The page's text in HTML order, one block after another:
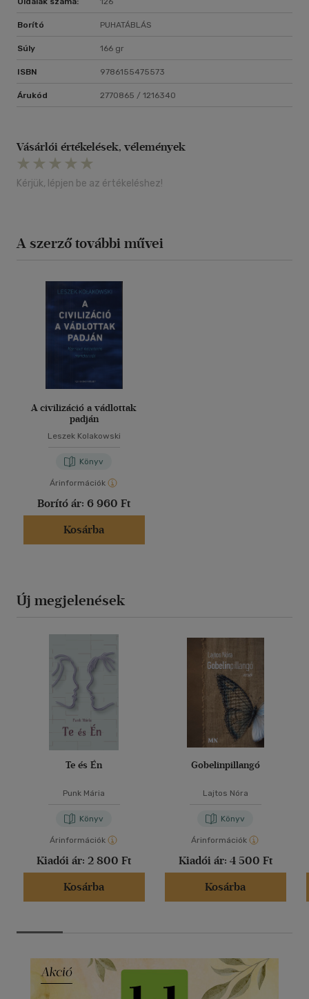
Borító PUHATÁBLÁS
Súly 166 gr
ISBN 9786155475573
Árukód 2770865 / 1216340
Vásárlói értékelések, vélemények
Kérjük, lépjen be az értékeléshez!
A szerző további művei
A civilizáció a vádlottak
padján
Leszek Kolakowski
Könyv
Árinformációk
Borító ár: 6 960 Ft
Kosárba
Új megjelenések
Te és Én
Punk Mária
Könyv
Árinformációk
Kiadói ár: 2 800 Ft
Kosárba
Gobelinpillangó
Lajtos Nóra
Könyv
Árinformációk
Kiadói ár: 4 500 Ft
Kosárba